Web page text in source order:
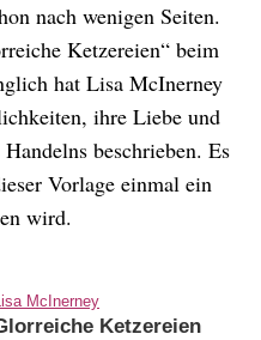
nach wenigen Seiten.
Ketzereien“ beim
hat Lisa McInerney
ihre Liebe und
beschrieben. Es
Vorlage einmal ein
wird.
McInerney
Ketzereien